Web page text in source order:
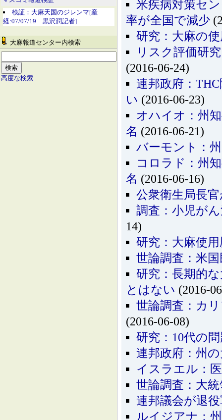
検証：大麻天国のジレンマ[産
経:07/07/19 黒沢潤記者]
大麻報道センター内検索
高度な検索
米疾病対策セ
率が全国で減少
研究：大麻の
リスク評価研
(2016-06-24)
連邦政府：
い (2016-06-23)
オハイオ：州
名 (2016-06-21)
バーモント：
コロラド：州
名 (2016-06-16)
公衆衛生局長
調査：小児が
14)
研究：大麻使
世論調査：米
研究：長期的
とはない (2016-
世論調査：カ
(2016-06-08)
研究：10代の
連邦政府：州
イスラエル：
世論調査：大
連邦議会が退
ルイジアナ：